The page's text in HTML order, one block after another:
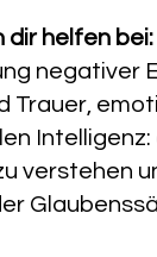
dir helfen bei:
negativer
Trauer,
verstehen